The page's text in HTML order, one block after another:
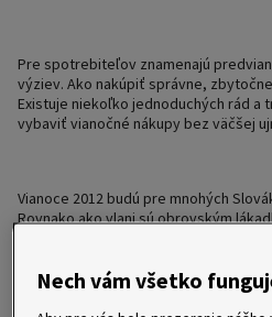
Pre spotrebiteľov znamenajú
výziev. Ako nakúpiť správne,
Existuje niekoľko jednoduchých rád
vybaviť vianočné nákupy bez väčšej
Vianoce 2012 budú pre mnohých
Rovnako ako vlani sú obrovským
už príliš ťažké a veľké. Pre mladých sú
nové, tenké televízie s pripojením na
Nech vám všetko